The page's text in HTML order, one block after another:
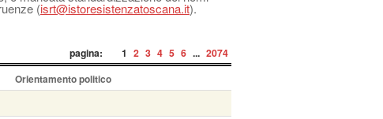
(isrt@istoresistenzatoscana.it).
pagina: 1 2 3 4 5 6 ... 2074
Orientamento politico